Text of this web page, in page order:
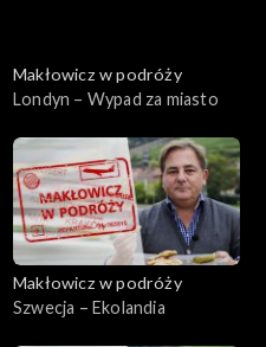
Makłowicz w podróży
Londyn – Wypad za miasto
Makłowicz w podróży
Szwecja – Ekolandia